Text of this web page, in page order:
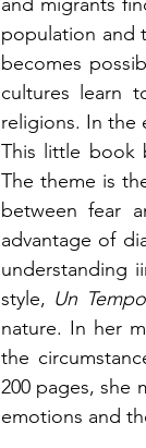
population and
becomes
cultures learn
religions. In the
This little book
The theme is
between fear
advantage of
understanding
style, Un
nature. In her
the
200 pages, she
emotions and